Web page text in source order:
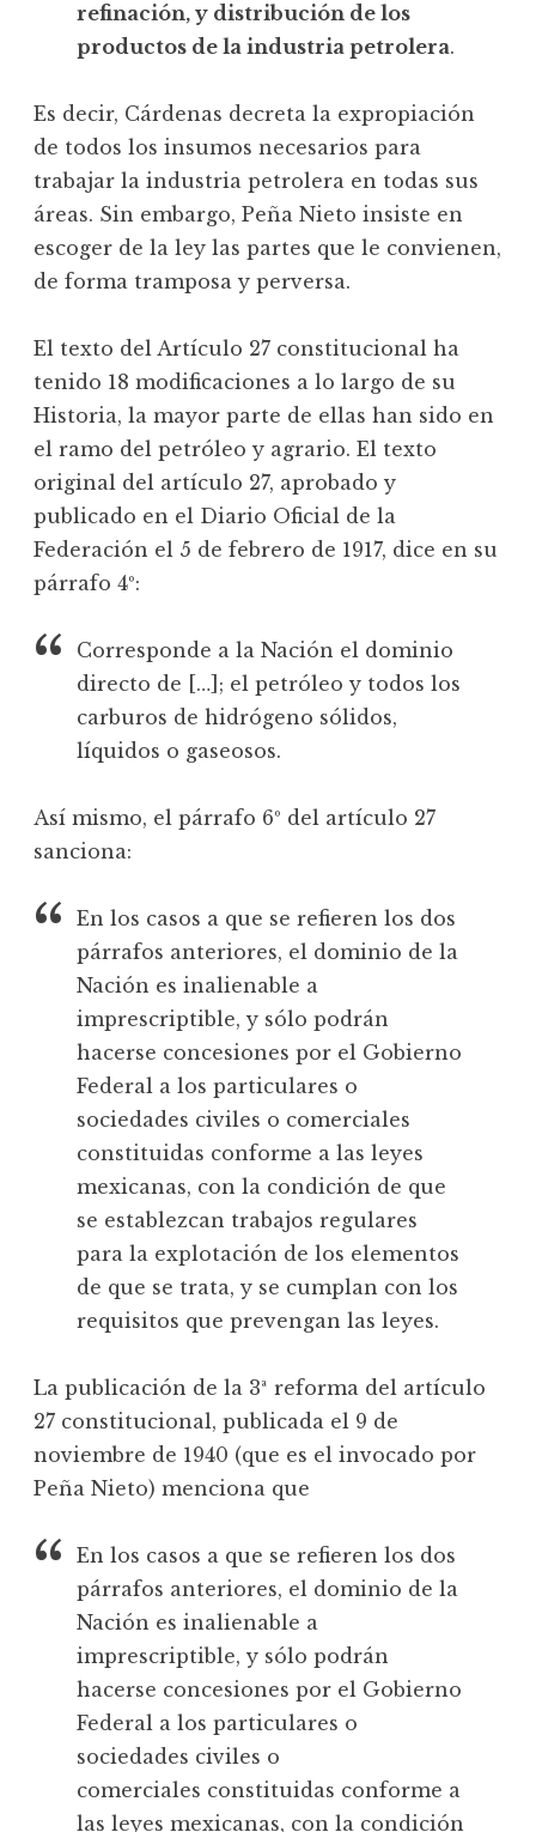
refinación, y distribución de los
productos de la industria petrolera.
Es decir, Cárdenas decreta la expropiación
de todos los insumos necesarios para
trabajar la industria petrolera en todas sus
áreas. Sin embargo, Peña Nieto insiste en
escoger de la ley las partes que le convienen,
de forma tramposa y perversa.
El texto del Artículo 27 constitucional ha
tenido 18 modificaciones a lo largo de su
Historia, la mayor parte de ellas han sido en
el ramo del petróleo y agrario. El texto
original del artículo 27, aprobado y
publicado en el Diario Oficial de la
Federación el 5 de febrero de 1917, dice en su
párrafo 4º:
Corresponde a la Nación el dominio
directo de […]; el petróleo y todos los
carburos de hidrógeno sólidos,
líquidos o gaseosos.
Así mismo, el párrafo 6º del artículo 27
sanciona:
En los casos a que se refieren los dos
párrafos anteriores, el dominio de la
Nación es inalienable a
imprescriptible, y sólo podrán
hacerse concesiones por el Gobierno
Federal a los particulares o
sociedades civiles o comerciales
constituidas conforme a las leyes
mexicanas, con la condición de que
se establezcan trabajos regulares
para la explotación de los elementos
de que se trata, y se cumplan con los
requisitos que prevengan las leyes.
La publicación de la 3ª reforma del artículo
27 constitucional, publicada el 9 de
noviembre de 1940 (que es el invocado por
Peña Nieto) menciona que
En los casos a que se refieren los dos
párrafos anteriores, el dominio de la
Nación es inalienable a
imprescriptible, y sólo podrán
hacerse concesiones por el Gobierno
Federal a los particulares o
sociedades civiles o
comerciales constituidas conforme a
las leyes mexicanas, con la condición